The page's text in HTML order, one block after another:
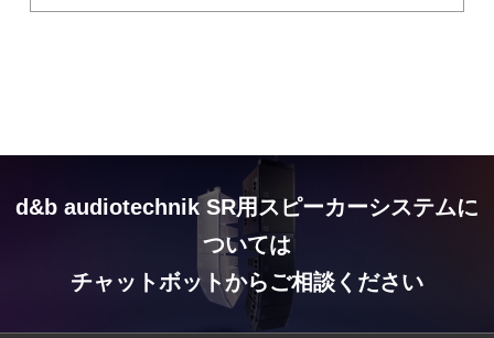
d&b audiotechnik SR用スピーカーシステムに
ついては
チャットボットからご相談ください